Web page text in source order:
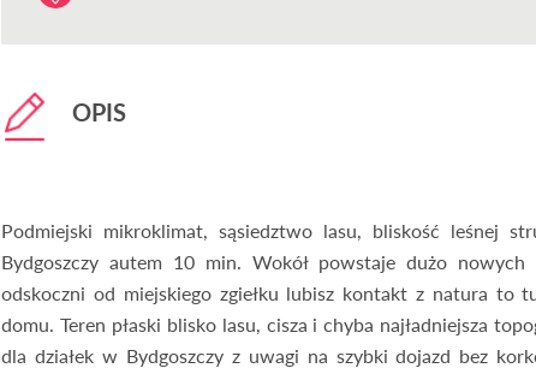
OPIS
Podmiejski mikroklimat, sąsiedztwo lasu, bliskość leśnej
Bydgoszczy autem 10 min. Wokół powstaje dużo
odskoczni od miejskiego zgiełku lubisz kontakt z natura to
domu. Teren płaski blisko lasu, cisza i chyba najładniejsza
dla działek w Bydgoszczy z uwagi na szybki dojazd bez